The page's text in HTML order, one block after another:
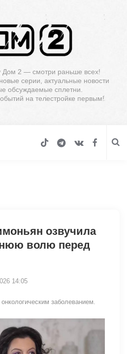
Дом 2 — смотри раньше всех!
серии, актуальные новости
обсуждаемые сплетни.
на телестройке первым!
озвучила
волю перед
14:05
заболеванием.